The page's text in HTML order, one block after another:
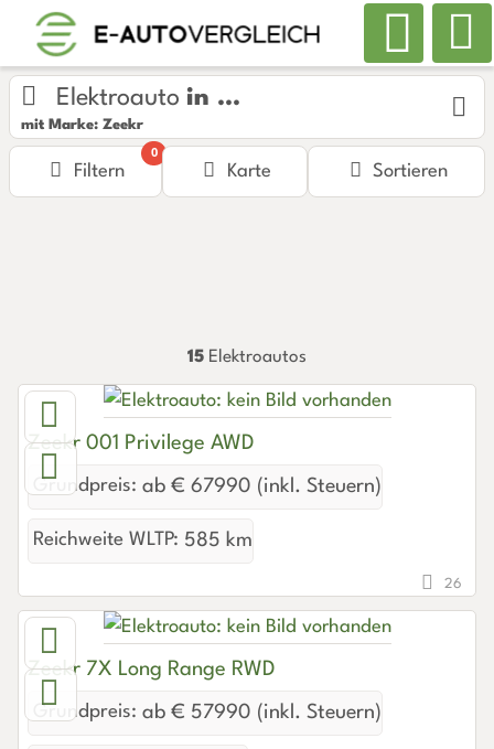
Elektroauto in ...
mit Marke: Zeekr
Filtern
0
Karte Sortieren
15 Elektroautos
Zeekr 001 Privilege AWD
Grundpreis: ab € 67990 (inkl. Steuern)
Reichweite WLTP: 585 km
26
Zeekr 7X Long Range RWD
Grundpreis: ab € 57990 (inkl. Steuern)